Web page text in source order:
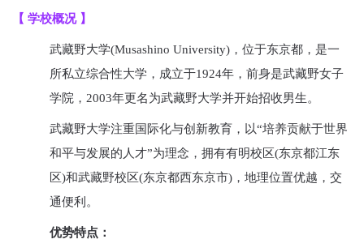
【 学校概况 】
武藏野大学(Musashino University)，位于东京都，是一
所私立综合性大学，成立于1924年，前身是武藏野女子
学院，2003年更名为武藏野大学并开始招收男生。
武藏野大学注重国际化与创新教育，以“培养贡献于世界
和平与发展的人才”为理念，拥有有明校区(东京都江东
区)和武藏野校区(东京都西东京市)，地理位置优越，交
通便利。
优势特点：